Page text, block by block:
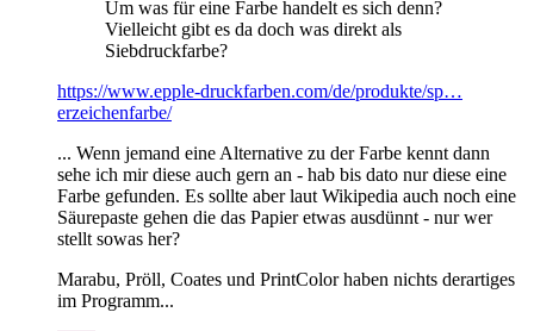
Um was für eine Farbe handelt es sich denn?
Vielleicht gibt es da doch was direkt als
Siebdruckfarbe?
https://www.epple-druckfarben.com/de/produkte/sp…
erzeichenfarbe/
... Wenn jemand eine Alternative zu der Farbe kennt dann
sehe ich mir diese auch gern an - hab bis dato nur diese eine
Farbe gefunden. Es sollte aber laut Wikipedia auch noch eine
Säurepaste gehen die das Papier etwas ausdünnt - nur wer
stellt sowas her?
Marabu, Pröll, Coates und PrintColor haben nichts derartiges
im Programm...